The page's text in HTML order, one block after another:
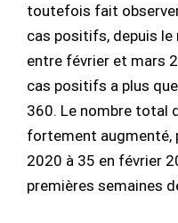
toutefois fait
cas positifs, depuis le
entre février et mars
cas positifs a plus
360. Le nombre total
fortement augmenté,
2020 à 35 en février
premières semaines